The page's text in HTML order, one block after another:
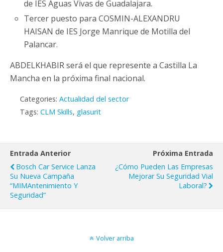
de IES Aguas Vivas de Guadalajara.
Tercer puesto para COSMIN-ALEXANDRU
HAISAN de IES Jorge Manrique de Motilla del
Palancar.
ABDELKHABIR será el que represente a Castilla La
Mancha en la próxima final nacional.
Categories: Actualidad del sector
Tags: CLM Skills, glasurit
Entrada Anterior
Bosch Car Service Lanza
Su Nueva Campaña
“MIMAntenimiento Y
Seguridad”
Próxima Entrada
¿Cómo Pueden Las Empresas
Mejorar Su Seguridad Vial
Laboral?
Volver arriba